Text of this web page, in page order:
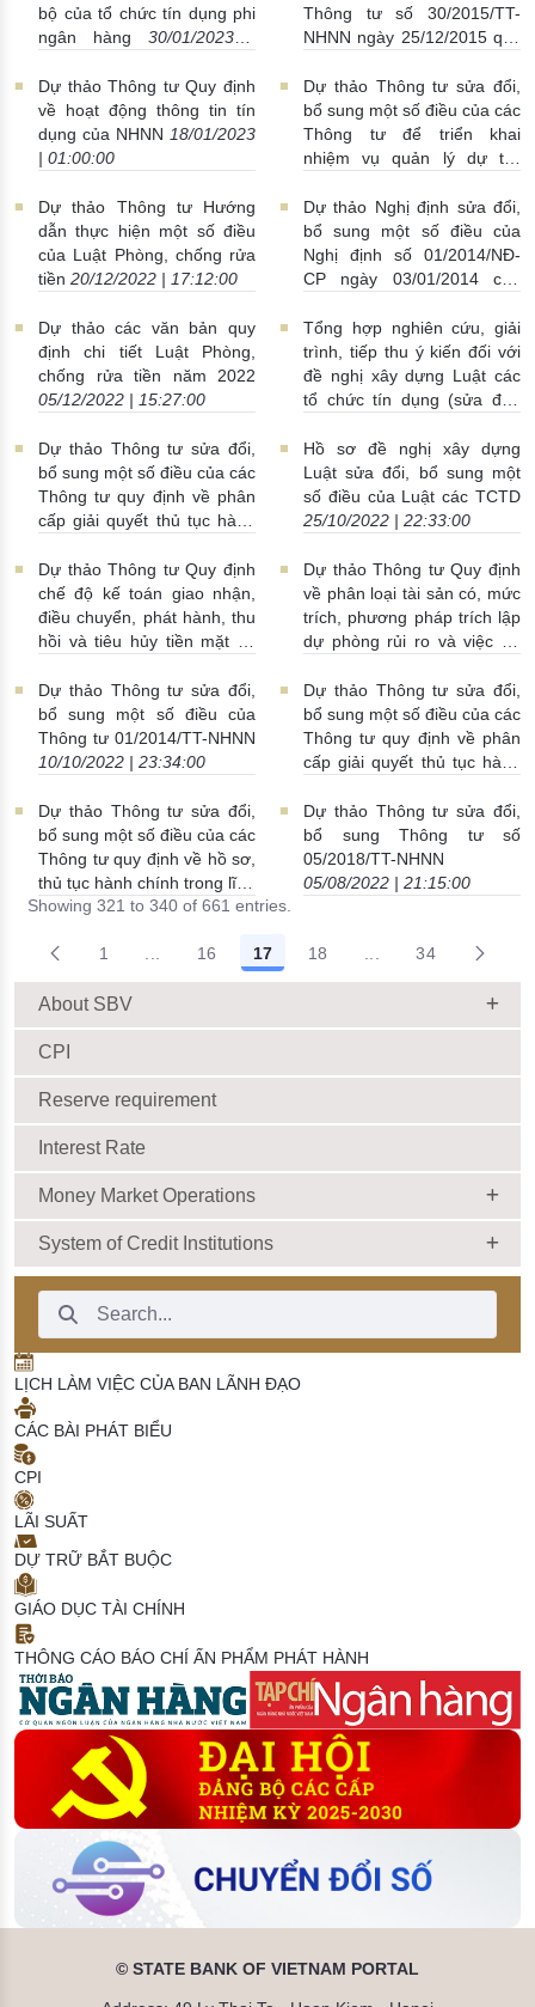
doanh nghiệp 27/03/2023 |
21:28:00
bộ của tổ chức tín dụng phi
ngân hàng
30/01/2023 |
Thông tư số 30/2015/TT-
NHNN ngày 25/12/2015 quy
chức và hoạt động của
TCTD phi ngân hàng
19/01/2023 | 02:35:00
Dự thảo Thông tư Quy định
về hoạt động thông tin tín
dụng của NHNN 18/01/2023
| 01:00:00
Dự thảo Thông tư sửa đổi,
bổ sung một số điều của các
Thông tư để triển khai
nhiệm vụ quản lý dự trữ
thành lập Cục Quản lý dự
trữ ngoại hối nhà nước.
05/01/2023 | 23:47:00
Dự thảo Thông tư Hướng
dẫn thực hiện một số điều
của Luật Phòng, chống rửa
tiền 20/12/2022 | 17:12:00
Dự thảo Nghị định sửa đổi,
bổ sung một số điều của
Nghị định số 01/2014/NĐ-
CP ngày 03/01/2014 của
tư nước ngoài mua cổ phần
của tổ chức tín dụng Việt
Nam 12/12/2022 | 16:10:00
Dự thảo các văn bản quy
định chi tiết Luật Phòng,
chống rửa tiền năm 2022
05/12/2022 | 15:27:00
Tổng hợp nghiên cứu, giải
trình, tiếp thu ý kiến đối với
đề nghị xây dựng Luật các
tổ chức tín dụng (sửa đổi)
Dự thảo Thông tư sửa đổi,
bổ sung một số điều của các
Thông tư quy định về phân
cấp giải quyết thủ tục hành
lập và hoạt động ngân hàng
24/11/2022 | 23:12:00
Hồ sơ đề nghị xây dựng
Luật sửa đổi, bổ sung một
số điều của Luật các TCTD
25/10/2022 | 22:33:00
Dự thảo Thông tư Quy định
chế độ kế toán giao nhận,
điều chuyển, phát hành, thu
hồi và tiêu hủy tiền mặt tại
| 15:47:00
Dự thảo Thông tư Quy định
về phân loại tài sản có, mức
trích, phương pháp trích lập
dự phòng rủi ro và việc sử
ro trong hoạt động của
TCTD là hợp tác xã
19/10/2022 | 15:27:00
Dự thảo Thông tư sửa đổi,
bổ sung một số điều của
Thông tư 01/2014/TT-NHNN
10/10/2022 | 23:34:00
Dự thảo Thông tư sửa đổi,
bổ sung một số điều của các
Thông tư quy định về phân
cấp giải quyết thủ tục hành
ngoại hối
28/09/2022 |
16:07:00
Dự thảo Thông tư sửa đổi,
bổ sung một số điều của các
Thông tư quy định về hồ sơ,
thủ tục hành chính trong lĩnh
vực quản lý ngoại hối
Dự thảo Thông tư sửa đổi,
bổ sung Thông tư số
05/2018/TT-NHNN
05/08/2022 | 21:15:00
Showing 321 to 340 of 661 entries.
1 Intermediate Pages Use TAB to navigate.
16 17 18 Intermediate Pages
34
About SBV
CPI
Reserve requirement
Interest Rate
Money Market Operations
System of Credit Institutions
Search Bar
LỊCH LÀM VIỆC CỦA BAN LÃNH ĐẠO
CÁC BÀI PHÁT BIỂU
CPI
LÃI SUẤT
DỰ TRỮ BẮT BUỘC
GIÁO DỤC TÀI CHÍNH
THÔNG CÁO BÁO CHÍ ẤN PHẨM PHÁT HÀNH
© STATE BANK OF VIETNAM PORTAL